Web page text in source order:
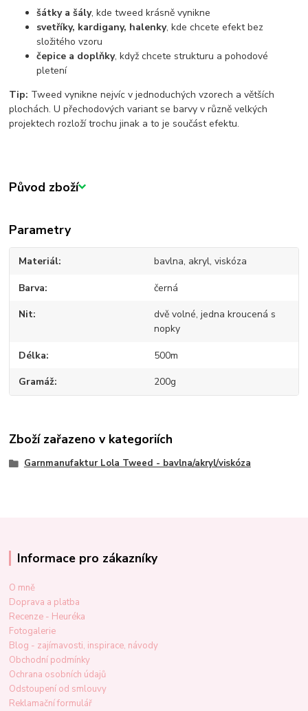
šátky a šály, kde tweed krásně vynikne
svetříky, kardigany, halenky, kde chcete efekt bez
složitého vzoru
čepice a doplňky, když chcete strukturu a pohodové
pletení
Tip: Tweed vynikne nejvíc v jednoduchých vzorech a větších
plochách. U přechodových variant se barvy v různě velkých
projektech rozloží trochu jinak a to je součást efektu.
Původ zboží
Parametry
Materiál bavlna, akryl, viskóza
Barva černá
Nit
dvě volné, jedna kroucená s
nopky
Délka 500m
Gramáž 200g
Zboží zařazeno v kategoriích
Garnmanufaktur Lola Tweed - bavlna/akryl/viskóza
Informace pro zákazníky
O mně
Doprava a platba
Recenze - Heuréka
Fotogalerie
Blog - zajímavosti, inspirace, návody
Obchodní podmínky
Ochrana osobních údajů
Odstoupení od smlouvy
Reklamační formulář